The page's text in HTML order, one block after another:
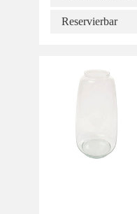
Reservierbar